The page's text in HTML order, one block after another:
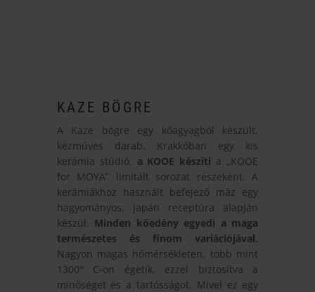
KAZE BÖGRE
A Kaze bögre egy kőagyagból készült,
kézműves darab. Krakkóban egy kis
kerámia stúdió, a KOOE készíti a „KOOE
for MOYA” limitált sorozat részeként. A
kerámiákhoz használt befejező máz egy
hagyományos, japán receptúra alapján
készül. Minden kőedény egyedi a maga
természetes és finom variációjával.
Nagyon magas hőmérsékleten, több mint
1300° C-on égetik, ezzel biztosítva a
minőséget és a tartósságot. Mivel ez egy